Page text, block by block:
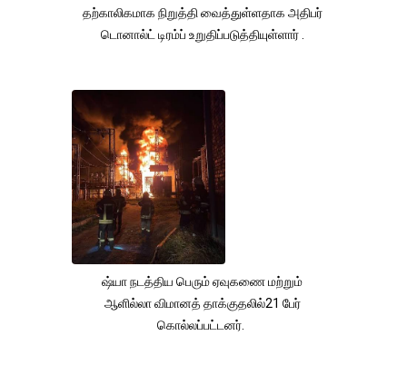
தற்காலிகமாக நிறுத்தி வைத்துள்ளதாக அதிபர்
டொனால்ட் டிரம்ப் உறுதிப்படுத்தியுள்ளார் .
ஷ்யா நடத்திய பெரும் ஏவுகணை மற்றும்
ஆளில்லா விமானத் தாக்குதலில்21 பேர்
கொல்லப்பட்டனர்.